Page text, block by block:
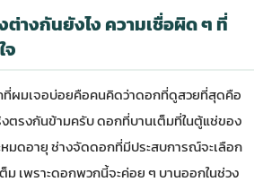
างกันยังไง ความเชื่อผิด ๆ ที่
จ
ที่ผมเจอบ่อยคือคนคิดว่าดอกที่ดูสวยที่สุดคือ
ตรงกันข้ามครับ ดอกที่บานเต็มที่ในตู้แช่ของ
มดอายุ ช่างจัดดอกที่มีประสบการณ์จะเลือก
เพราะดอกพวกนี้จะค่อย ๆ บานออกในช่วง